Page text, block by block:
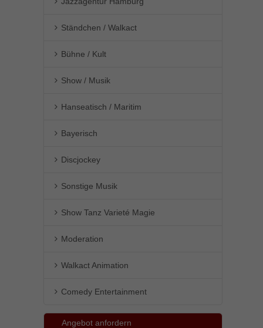
Ständchen / Walkact
Bühne / Kult
Show / Musik
Hanseatisch / Maritim
Bayerisch
Discjockey
Sonstige Musik
Show Tanz Varieté Magie
Moderation
Walkact Animation
Comedy Entertainment
Angebot anfordern